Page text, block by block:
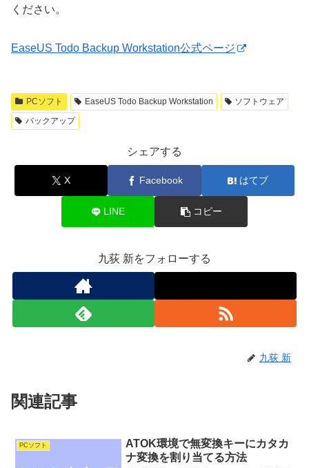
ください。
EaseUS Todo Backup Workstation公式ページ
PCソフト EaseUS Todo Backup Workstation
ソフトウェア
バックアップ
シェアする
X Facebook はてブ
LINE コピー
九荻 新をフォローする
九荻 新
関連記事
PCソフト
ATOK環境で無変換キーにカタカ
ナ変換を割り当てる方法